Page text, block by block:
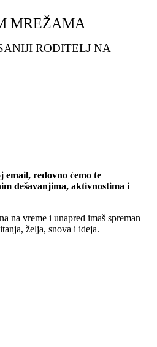
MREŽAMA
RODITELJ NA
email, redovno ćemo te
dešavanjima, aktivnostima i
na vreme i unapred imaš spreman
želja, snova i ideja.